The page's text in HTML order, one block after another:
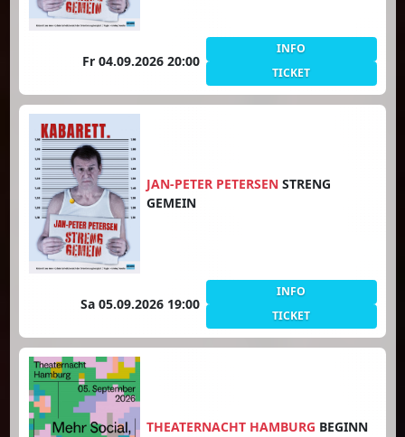
Fr 04.09.2026 20:00
INFO
TICKET
JAN-PETER PETERSEN STRENG
GEMEIN
Sa 05.09.2026 19:00
INFO
TICKET
THEATERNACHT HAMBURG BEGINN